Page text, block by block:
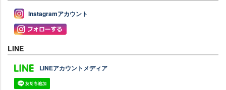
Instagramアカウント
LINE
LINEアカウントメディア